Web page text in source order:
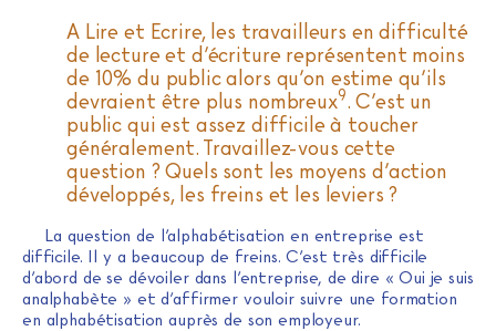
A Lire et Ecrire, les travailleurs en difficulté
de lecture et d’écriture représentent moins
de 10% du public alors qu’on estime qu’ils
devraient être plus nombreux9. C’est un
public qui est assez difficile à toucher
généralement. Travaillez-vous cette
question ? Quels sont les moyens d’action
développés, les freins et les leviers ?
La question de l’alphabétisation en entreprise est
difficile. Il y a beaucoup de freins. C’est très difficile
d’abord de se dévoiler dans l’entreprise, de dire « Oui je suis
analphabète » et d’affirmer vouloir suivre une formation
en alphabétisation auprès de son employeur.